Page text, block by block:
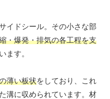
イドシール。その小さな部
・爆発・排気の各工程を支
ます。
薄い板状をしており、これ
溝に収められています。材